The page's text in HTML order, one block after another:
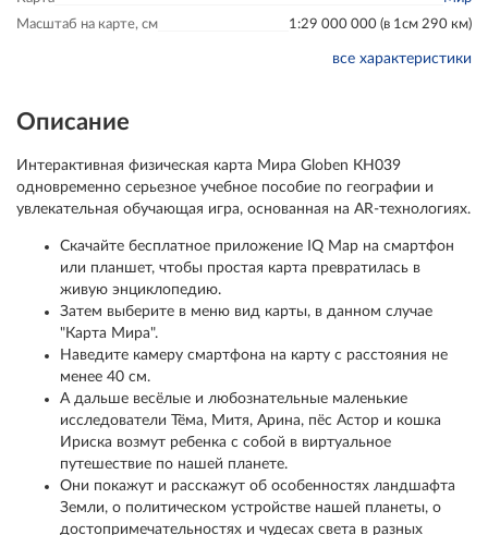
Масштаб на карте, см
1:29 000 000 (в 1см 290 км)
все характеристики
Описание
Интерактивная физическая карта Мира Globen КН039
одновременно серьезное учебное пособие по географии и
увлекательная обучающая игра, основанная на AR-технологиях.
Скачайте бесплатное приложение IQ Map на смартфон
или планшет, чтобы простая карта превратилась в
живую энциклопедию.
Затем выберите в меню вид карты, в данном случае
"Карта Мира".
Наведите камеру смартфона на карту с расстояния не
менее 40 см.
А дальше весёлые и любознательные маленькие
исследователи Тёма, Митя, Арина, пёс Астор и кошка
Ириска возмут ребенка с собой в виртуальное
путешествие по нашей планете.
Они покажут и расскажут об особенностях ландшафта
Земли, о политическом устройстве нашей планеты, о
достопримечательностях и чудесах света в разных